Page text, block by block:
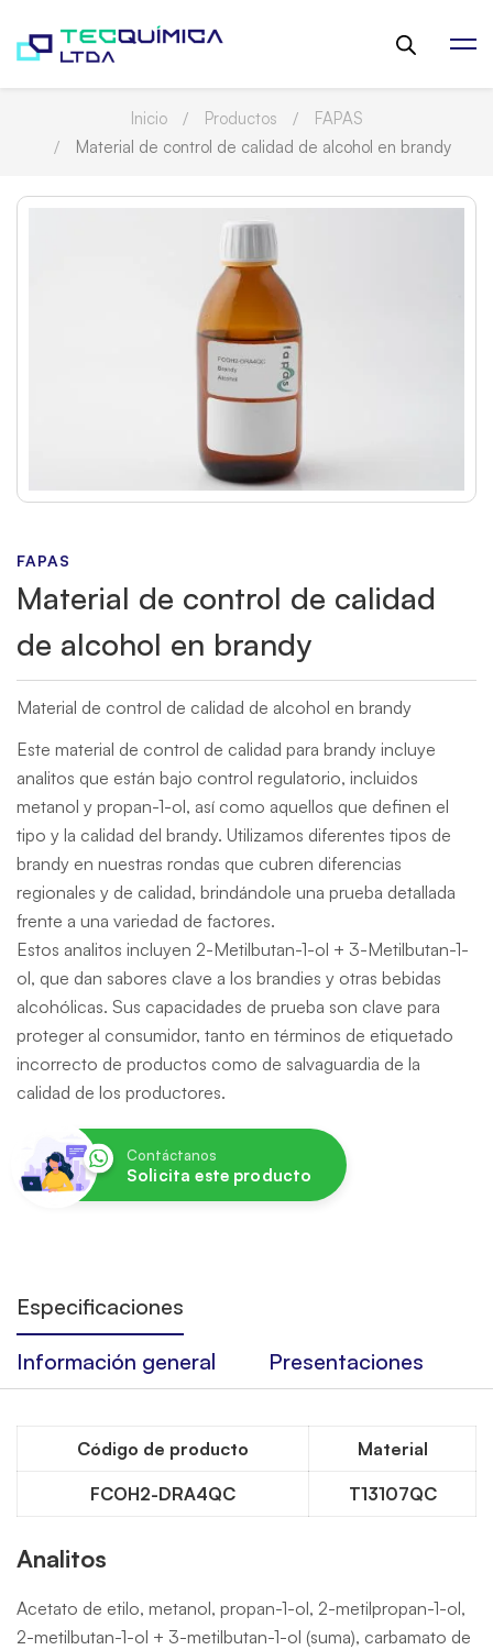
Inicio Productos
FAPAS
Material de control de calidad de alcohol en brandy
FAPAS
Material de control de calidad
de alcohol en brandy
Material de control de calidad de alcohol en brandy
Este material de control de calidad para brandy incluye
analitos que están bajo control regulatorio, incluidos
metanol y propan-1-ol, así como aquellos que definen el
tipo y la calidad del brandy. Utilizamos diferentes tipos de
brandy en nuestras rondas que cubren diferencias
regionales y de calidad, brindándole una prueba detallada
frente a una variedad de factores.
Estos analitos incluyen 2-Metilbutan-1-ol + 3-Metilbutan-1-
ol, que dan sabores clave a los brandies y otras bebidas
alcohólicas. Sus capacidades de prueba son clave para
proteger al consumidor, tanto en términos de etiquetado
incorrecto de productos como de salvaguardia de la
calidad de los productores.
Contáctanos
Solicita este producto
Especificaciones
Información general
Presentaciones
Código de producto Material
FCOH2-DRA4QC T13107QC
Analitos
Acetato de etilo, metanol, propan-1-ol, 2-metilpropan-1-ol,
2-metilbutan-1-ol + 3-metilbutan-1-ol (suma), carbamato de